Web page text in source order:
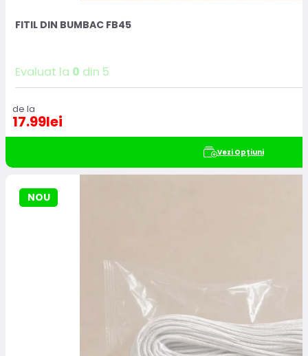
FITIL DIN BUMBAC FB45
Evaluat la 0 din 5
de la
17.99lei
Vezi Opțiuni
NOU